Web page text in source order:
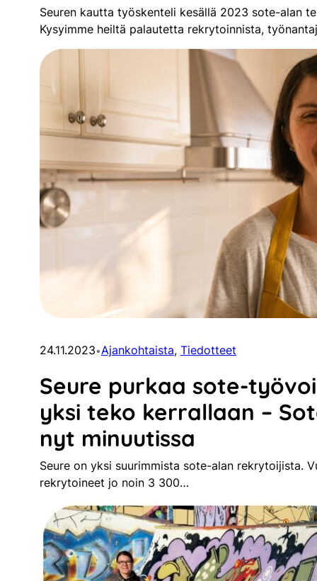
Seuren kautta työskenteli kesällä 2023 sote-alan
Kysyimme heiltä palautetta rekrytoinnista,
24.11.2023•Ajankohtaista, Tiedotteet
Seure purkaa sote-
yksi teko kerrallaan –
nyt minuutissa
Seure on yksi suurimmista sote-alan rekrytoijista.
rekrytoineet jo noin 3 300…